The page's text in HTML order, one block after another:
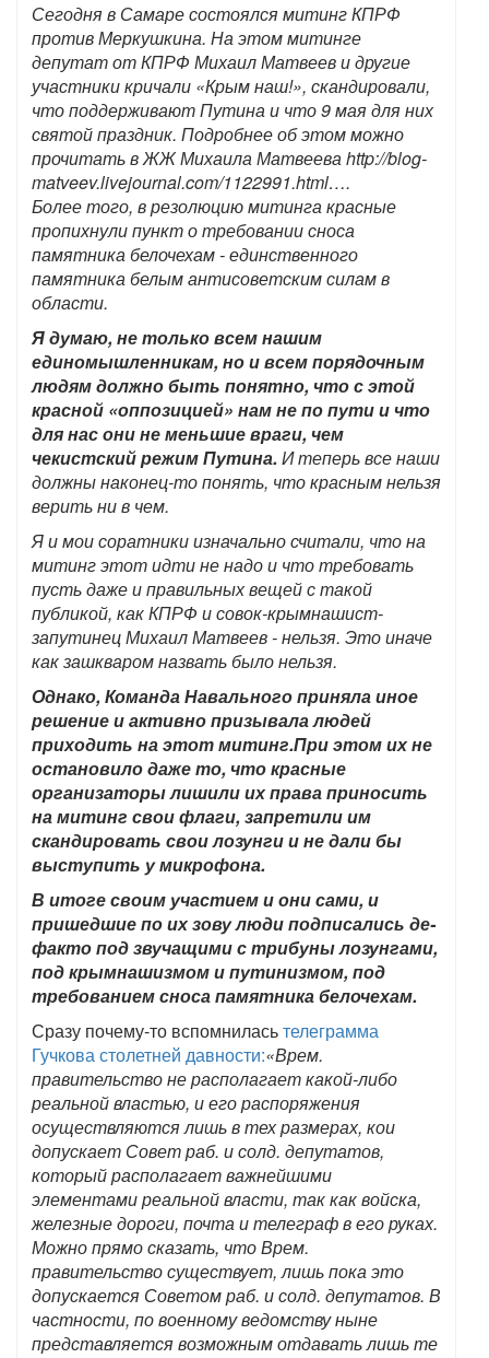
Сегодня в Самаре состоялся митинг КПРФ
против Меркушкина. На этом митинге
депутат от КПРФ Михаил Матвеев и другие
участники кричали «Крым наш!», скандировали,
что поддерживают Путина и что 9 мая для них
святой праздник. Подробнее об этом можно
прочитать в ЖЖ Михаила Матвеева http://blog-
matveev.livejournal.com/1122991.html….
Более того, в резолюцию митинга красные
пропихнули пункт о требовании сноса
памятника белочехам - единственного
памятника белым антисоветским силам в
области.
Я думаю, не только всем нашим
единомышленникам, но и всем порядочным
людям должно быть понятно, что с этой
красной «оппозицией» нам не по пути и что
для нас они не меньшие враги, чем
чекистский режим Путина. И теперь все наши
должны наконец-то понять, что красным нельзя
верить ни в чем.
Я и мои соратники изначально считали, что на
митинг этот идти не надо и что требовать
пусть даже и правильных вещей с такой
публикой, как КПРФ и совок-крымнашист-
запутинец Михаил Матвеев - нельзя. Это иначе
как зашкваром назвать было нельзя.
Однако, Команда Навального приняла иное
решение и активно призывала людей
приходить на этот митинг.При этом их не
остановило даже то, что красные
организаторы лишили их права приносить
на митинг свои флаги, запретили им
скандировать свои лозунги и не дали бы
выступить у микрофона.
В итоге своим участием и они сами, и
пришедшие по их зову люди подписались де-
факто под звучащими с трибуны лозунгами,
под крымнашизмом и путинизмом, под
требованием сноса памятника белочехам.
Сразу почему-то вспомниласьтелеграмма
Гучкова столетней давности:«Врем.
правительство не располагает какой-либо
реальной властью, и его распоряжения
осуществляются лишь в тех размерах, кои
допускает Совет раб. и солд. депутатов,
который располагает важнейшими
элементами реальной власти, так как войска,
железные дороги, почта и телеграф в его руках.
Можно прямо сказать, что Врем.
правительство существует, лишь пока это
допускается Советом раб. и солд. депутатов. В
частности, по военному ведомству ныне
представляется возможным отдавать лишь те